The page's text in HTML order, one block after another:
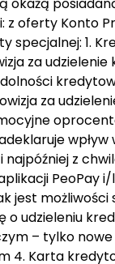
z oferty Konto
specjalnej: 1.
za
za
z
PeoPay
jest możliwości
o udzieleniu
– tylko
4. Karta